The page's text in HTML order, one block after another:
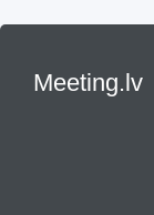
Meeting.lv